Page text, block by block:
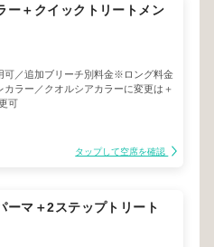
ー＋クイックトリートメン
可／追加ブリーチ別料金※ロング料金
ラー／クオルシアカラーに変更は＋
可
タップして空席を確認
ーマ＋2ステップトリート